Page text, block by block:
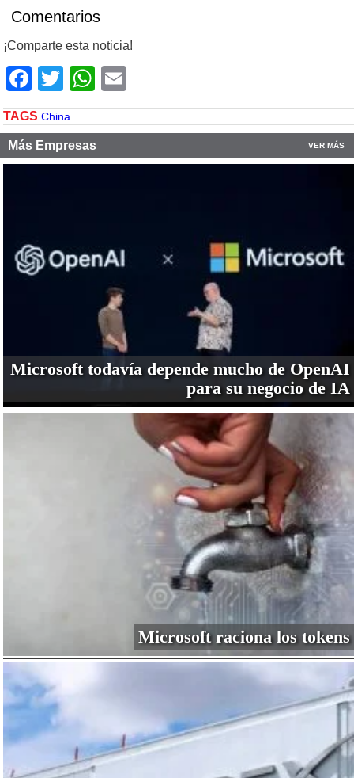
Comentarios
¡Comparte esta noticia!
Facebook
TwitterWhatsApp
TAGS China
Más Empresas VER MÁS
Microsoft todavía depende mucho de OpenAI
para su negocio de IA
Microsoft raciona los tokens